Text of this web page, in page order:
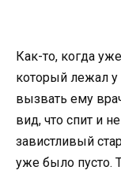
Как-то, когда
который лежал у
вызвать ему
вид, что спит и
завистливый
уже было пусто.